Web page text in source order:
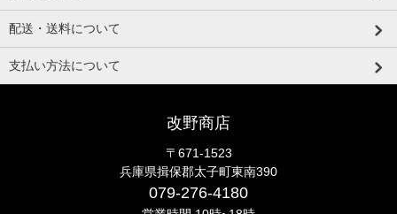
配送・送料について
支払い方法について
改野商店
〒671-1523
兵庫県揖保郡太子町東南390
079-276-4180